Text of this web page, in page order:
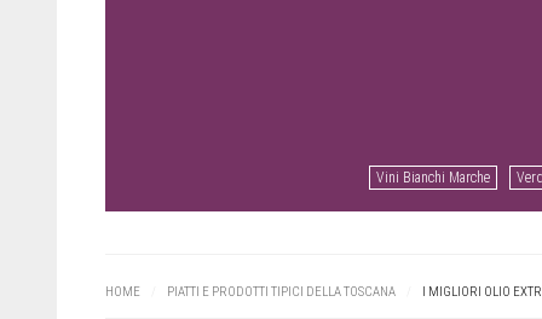
Vini Bianchi Marche
HOME PIATTI E PRODOTTI TIPICI DELLA TOSCANA I MIGLIORI OLIO